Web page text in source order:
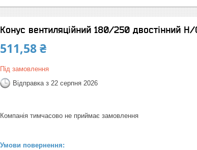
Конус вентиляційний 180/250 двостінний
511,58 ₴
Під замовлення
Відправка з 22 серпня 2026
Компанія тимчасово не приймає замовлення